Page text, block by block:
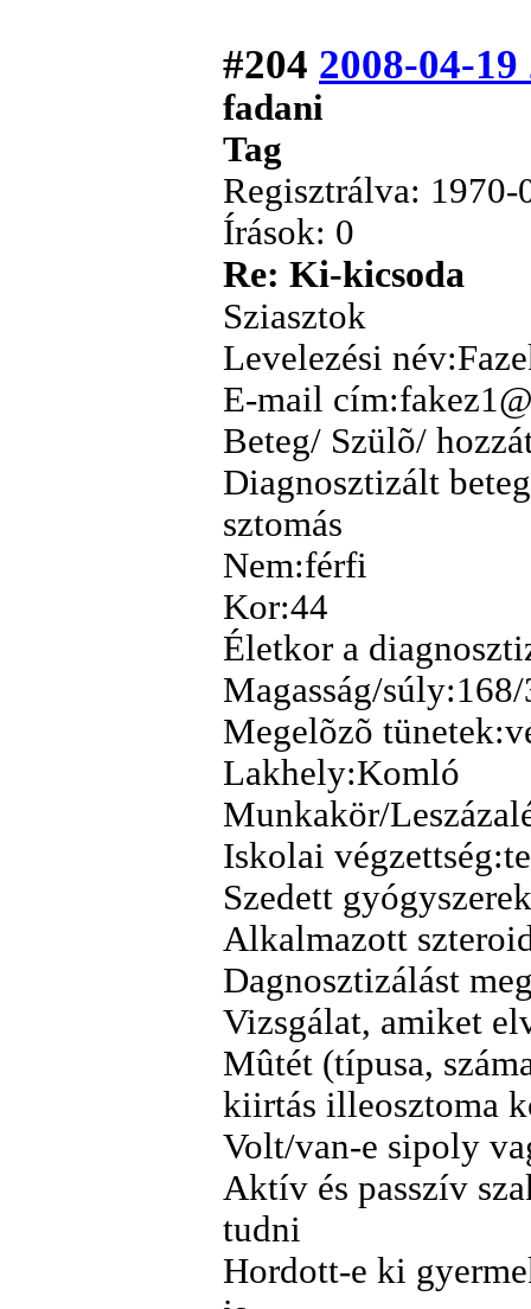
#204 2008-04-19
fadani
Tag
Regisztrálva: 1970-
Írások: 0
Re: Ki-kicsoda
Sziasztok
Levelezési
E-mail
Beteg/ Szülõ/
Diagnosztizált
sztomás
Nem:férfi
Kor:44
Életkor a
Magasság/
Megelõzõ
Lakhely:Komló
Munkakör/
Iskolai
Szedett
Alkalmazott
Dagnosztizálást
Vizsgálat, amiket
Mûtét (típusa,
kiirtás illeosztoma
Volt/van-e sipoly
Aktív és passzív
tudni
Hordott-e ki